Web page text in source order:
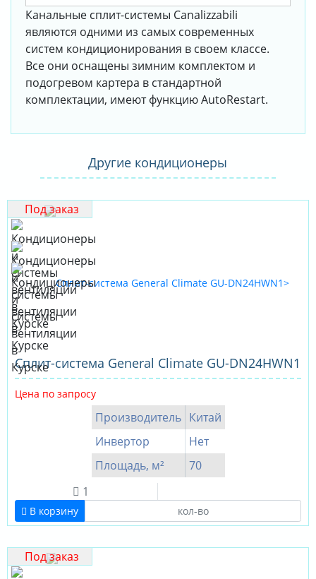
Канальные сплит-системы Canalizzabili
являются одними из самых современных
систем кондиционирования в своем классе.
Все они оснащены зимним комплектом и
подогревом картера в стандартной
комплектации, имеют функцию AutoRestart.
Другие кондиционеры
Под заказ
Сплит-система General Climate GU-DN24HWN1
Цена по запросу
Производитель Китай
Инвертор
Нет
Площадь, м²
70
1
В корзину
Под заказ